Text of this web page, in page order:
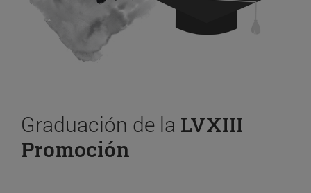
Graduación de la LVXIII
Promoción